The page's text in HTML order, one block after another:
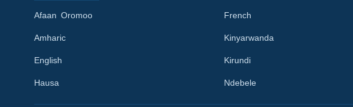
Learning English
Afaan Oromoo
Amharic
English
Hausa
French
Kinyarwanda
Kirundi
Ndebele